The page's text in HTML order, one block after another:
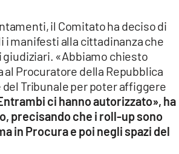
il Comitato ha deciso di
i manifesti alla cittadinanza che
«Abbiamo chiesto
al Procuratore della Repubblica
Tribunale per poter affiggere
ci hanno autorizzato», ha
precisando che i roll-up sono
in Procura e poi negli spazi del